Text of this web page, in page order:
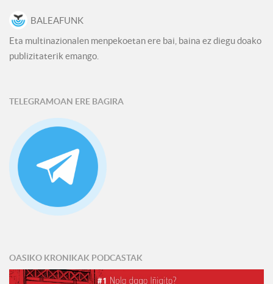
BALEAFUNK
Eta multinazionalen menpekoetan ere bai, baina ez diegu doako
publizitaterik emango.
TELEGRAMOAN ERE BAGIRA
OASIKO KRONIKAK PODCASTAK